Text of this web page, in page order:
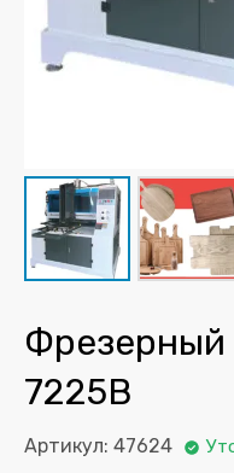
Фрезерный
7225B
Артикул: 47624